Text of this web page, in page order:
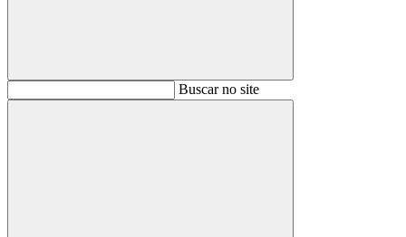
BuscarBuscar no site